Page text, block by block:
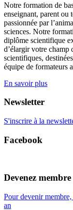
Notre formation de
enseignant, parent ou
passionnée par
sciences. Notre
diplôme scientifique
d’élargir votre champ
scientifiques,
équipe de formateurs
En savoir plus
Newsletter
S'inscrire à la
Facebook
Devenez membre
Pour devenir
an